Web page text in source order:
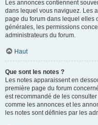
Les annonces contiennent
dans lequel vous naviguez. Les
page du forum dans lequel elles
générales, les permissions
administrateurs du forum.
Haut
Que sont les notes ?
Les notes apparaissent en
première page du forum
est recommandé de les
comme les annonces et les
les notes sont définies par les